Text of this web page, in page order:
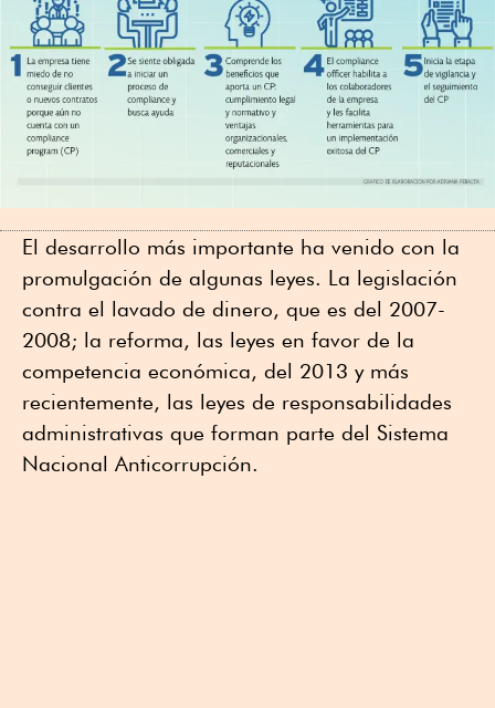
El desarrollo más importante ha venido con la
promulgación de algunas leyes. La legislación
contra el lavado de dinero, que es del 2007-
2008; la reforma, las leyes en favor de la
competencia económica, del 2013 y más
recientemente, las leyes de responsabilidades
administrativas que forman parte del Sistema
Nacional Anticorrupción.